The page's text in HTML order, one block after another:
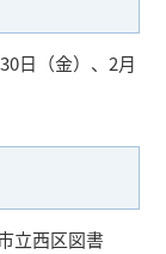
日（金）、2月
立西区図書